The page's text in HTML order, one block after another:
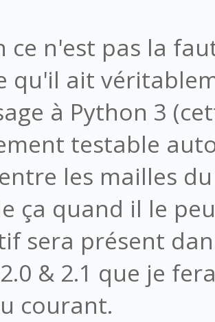
'',
'',
ce n'est pas la
qu'il ait
à Python 3
testable
les mailles
ça quand il le
sera présent
& 2.1 que je
courant.